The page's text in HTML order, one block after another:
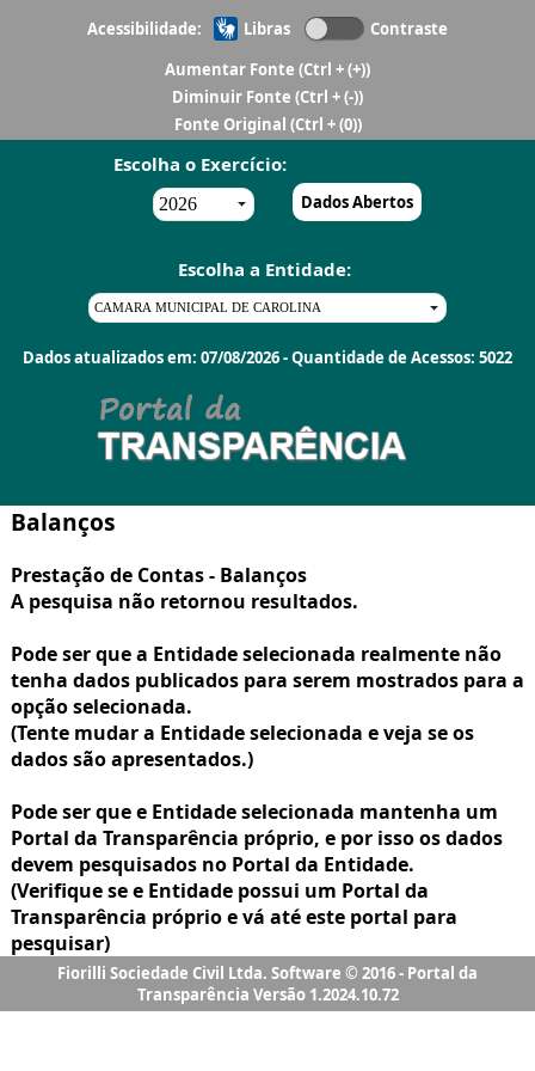
Acessibilidade: Libras
Contraste
Aumentar Fonte (Ctrl + (+))
Diminuir Fonte (Ctrl + (-))
Fonte Original (Ctrl + (0))
Escolha o Exercício:
Dados Abertos
Escolha a Entidade:
Dados atualizados em: 07/08/2026 - Quantidade de Acessos: 5022
Fiorilli Sociedade Civil Ltda. Software © 2016 - Portal da
Transparência Versão 1.2024.10.72